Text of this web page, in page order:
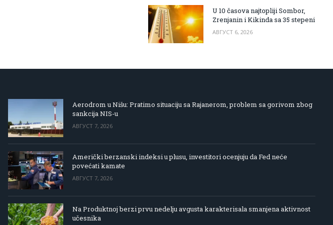
U 10 časova najtopliji Sombor,
Zrenjanin i Kikinda sa 35 stepeni
АВГУСТ 6, 2026
Aerodrom u Nišu: Pratimo situaciju sa Rajanerom, problem sa gorivom zbog
sankcija NIS-u
АВГУСТ 7, 2026
Američki berzanski indeksi u plusu, investitori ocenjuju da Fed neće
povećati kamate
АВГУСТ 7, 2026
Na Produktnoj berzi prvu nedelju avgusta karakterisala smanjena aktivnost
učesnika